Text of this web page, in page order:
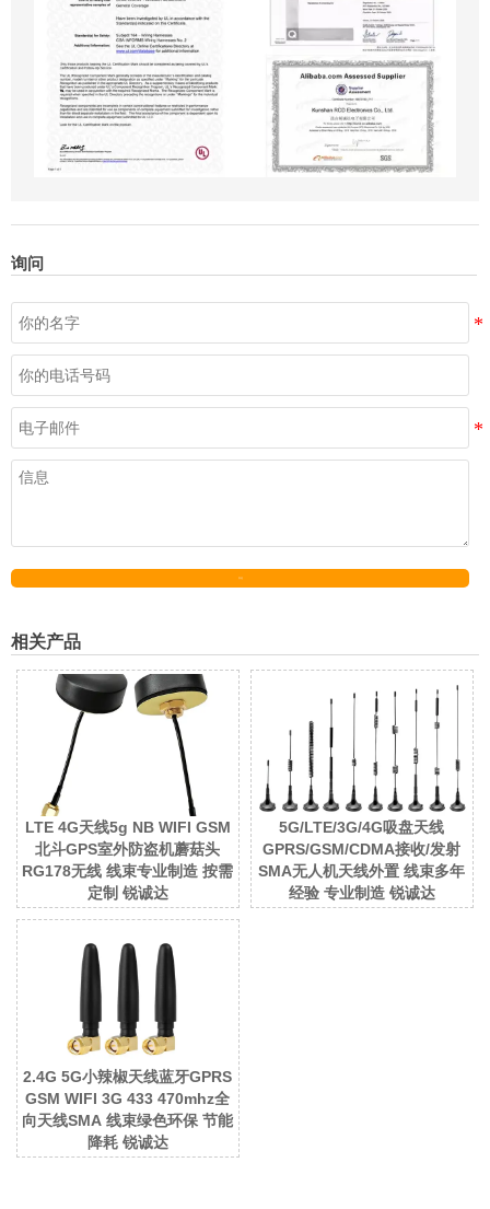
询问
相关产品
LTE 4G天线5g NB WIFI GSM
北斗GPS室外防盗机蘑菇头
RG178无线 线束专业制造 按需
定制 锐诚达
5G/LTE/3G/4G吸盘天线
GPRS/GSM/CDMA接收/发射
SMA无人机天线外置 线束多年
经验 专业制造 锐诚达
2.4G 5G小辣椒天线蓝牙GPRS
GSM WIFI 3G 433 470mhz全
向天线SMA 线束绿色环保 节能
降耗 锐诚达